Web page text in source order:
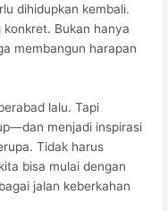
dihidupkan kembali.
konkret. Bukan hanya
membangun harapan
lalu. Tapi
menjadi inspirasi
Tidak harus
bisa mulai dengan
jalan keberkahan